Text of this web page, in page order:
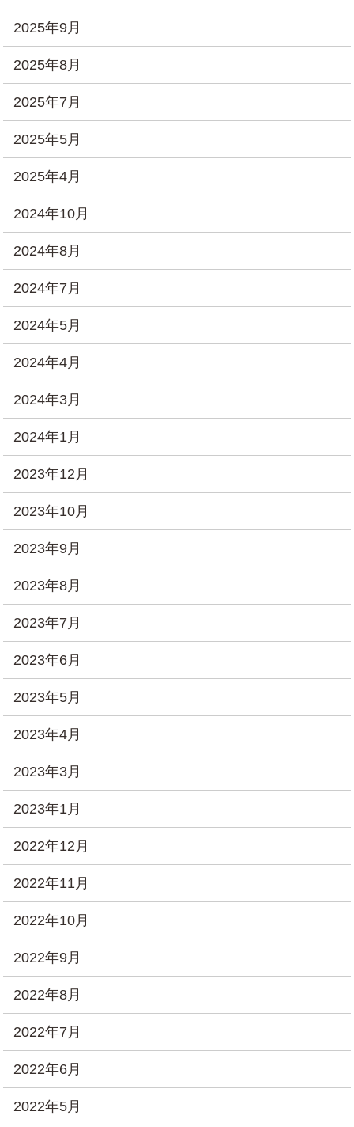
2025年9月
2025年8月
2025年7月
2025年5月
2025年4月
2024年10月
2024年8月
2024年7月
2024年5月
2024年4月
2024年3月
2024年1月
2023年12月
2023年10月
2023年9月
2023年8月
2023年7月
2023年6月
2023年5月
2023年4月
2023年3月
2023年1月
2022年12月
2022年11月
2022年10月
2022年9月
2022年8月
2022年7月
2022年6月
2022年5月